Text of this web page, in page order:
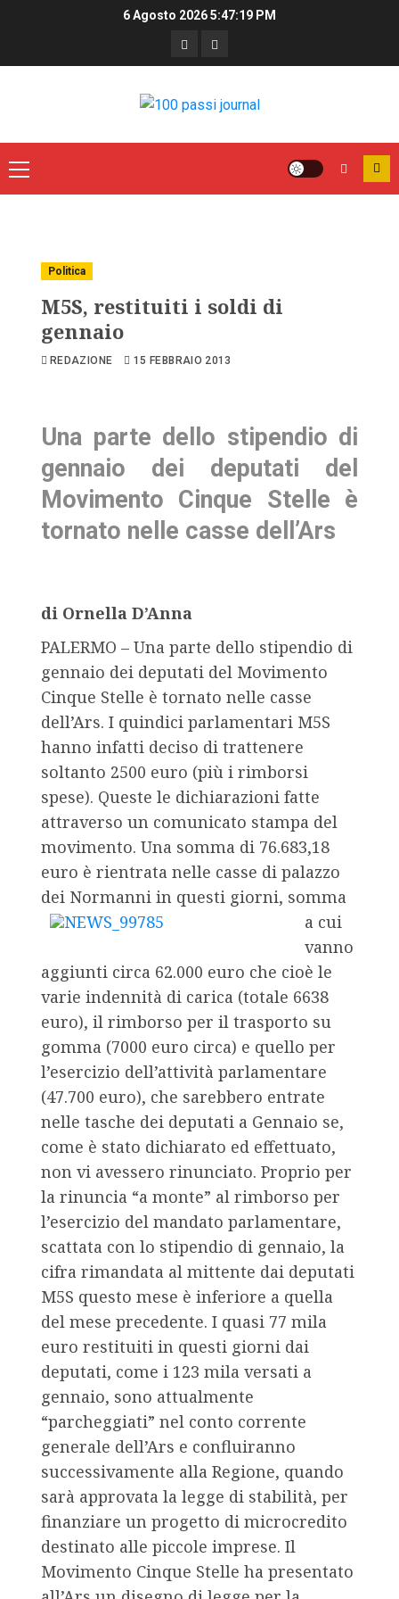
6 Agosto 20265:47:19 PM
Politica
M5S, restituiti i soldi di
gennaio
REDAZIONE 15 FEBBRAIO 2013
Una parte dello stipendio di
gennaio dei deputati del
Movimento Cinque Stelle è
tornato nelle casse dell’Ars
di Ornella D’Anna
PALERMO – Una parte dello stipendio di
gennaio dei deputati del Movimento
Cinque Stelle è tornato nelle casse
dell’Ars. I quindici parlamentari M5S
hanno infatti deciso di trattenere
soltanto 2500 euro (più i rimborsi
spese). Queste le dichiarazioni fatte
attraverso un comunicato stampa del
movimento. Una somma di 76.683,18
euro è rientrata nelle casse di palazzo
dei Normanni in questi giorni, somma
a cui
vanno
aggiunti circa 62.000 euro che cioè le
varie indennità di carica (totale 6638
euro), il rimborso per il trasporto su
gomma (7000 euro circa) e quello per
l’esercizio dell’attività parlamentare
(47.700 euro), che sarebbero entrate
nelle tasche dei deputati a Gennaio se,
come è stato dichiarato ed effettuato,
non vi avessero rinunciato. Proprio per
la rinuncia “a monte” al rimborso per
l’esercizio del mandato parlamentare,
scattata con lo stipendio di gennaio, la
cifra rimandata al mittente dai deputati
M5S questo mese è inferiore a quella
del mese precedente. I quasi 77 mila
euro restituiti in questi giorni dai
deputati, come i 123 mila versati a
gennaio, sono attualmente
“parcheggiati” nel conto corrente
generale dell’Ars e confluiranno
successivamente alla Regione, quando
sarà approvata la legge di stabilità, per
finanziare un progetto di microcredito
destinato alle piccole imprese. Il
Movimento Cinque Stelle ha presentato